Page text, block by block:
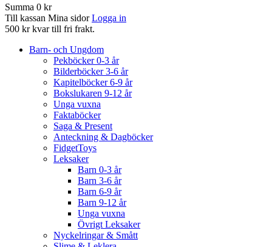
Summa 0 kr
Till kassan Mina sidor Logga in
500 kr kvar till fri frakt.
Barn- och Ungdom
Pekböcker 0-3 år
Bilderböcker 3-6 år
Kapitelböcker 6-9 år
Bokslukaren 9-12 år
Unga vuxna
Faktaböcker
Saga & Present
Anteckning & Dagböcker
FidgetToys
Leksaker
Barn 0-3 år
Barn 3-6 år
Barn 6-9 år
Barn 9-12 år
Unga vuxna
Övrigt Leksaker
Nyckelringar & Smått